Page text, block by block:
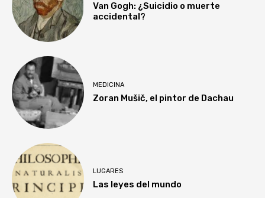
Van Gogh: ¿Suicidio o muerte
accidental?
MEDICINA
Zoran Mušič, el pintor de Dachau
LUGARES
Las leyes del mundo